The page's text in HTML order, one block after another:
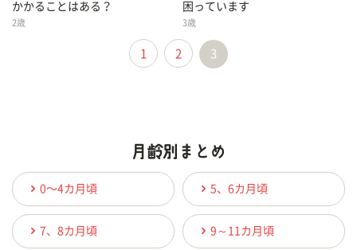
かかることはある？
2歳
困っています
3歳
1 2 3
0〜4カ月頃 5、6カ月頃
7、8カ月頃 9～11カ月頃